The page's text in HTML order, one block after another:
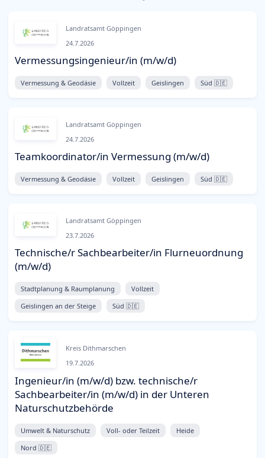
Landratsamt Göppingen
24.7.2026
Vermessungsingenieur/in (m/w/d)
Vermessung & Geodäsie Vollzeit Geislingen Süd 🇩🇪
Landratsamt Göppingen
24.7.2026
Teamkoordinator/in Vermessung (m/w/d)
Vermessung & Geodäsie Vollzeit Geislingen Süd 🇩🇪
Landratsamt Göppingen
23.7.2026
Technische/r Sachbearbeiter/in Flurneuordnung
(m/w/d)
Stadtplanung & Raumplanung
Vollzeit
Geislingen an der Steige
Süd 🇩🇪
Kreis Dithmarschen
19.7.2026
Ingenieur/in (m/w/d) bzw. technische/r
Sachbearbeiter/in (m/w/d) in der Unteren
Naturschutzbehörde
Umwelt & Naturschutz Voll- oder Teilzeit
Heide
Nord 🇩🇪